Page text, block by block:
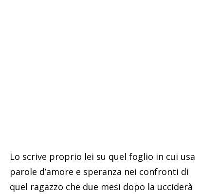
Lo scrive proprio lei su quel foglio in cui usa
parole d’amore e speranza nei confronti di
quel ragazzo che due mesi dopo la ucciderà